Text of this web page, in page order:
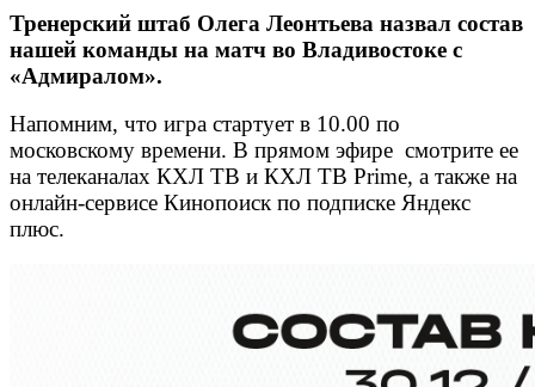
Тренерский штаб Олега Леонтьева назвал состав
нашей команды на матч во Владивостоке с
«Адмиралом».
Напомним, что игра стартует в 10.00 по
московскому времени. В прямом эфире смотрите ее
на телеканалах КХЛ ТВ и КХЛ ТВ Prime, а также на
онлайн-сервисе Кинопоиск по подписке Яндекс
плюс.